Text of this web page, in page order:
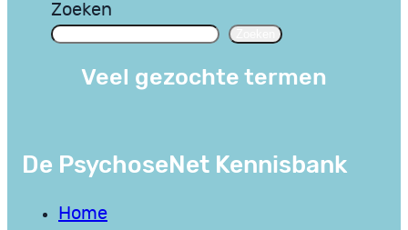
Zoeken
Veel gezochte termen
De PsychoseNet Kennisbank
Home